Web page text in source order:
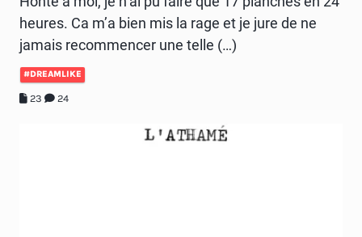
heures. Ca m’a bien mis la rage et je jure de ne
jamais recommencer une telle (…)
#DREAMLIKE
23 24